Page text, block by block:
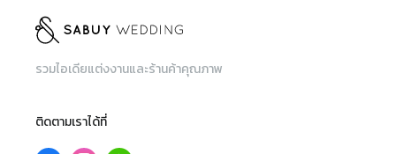
รวมไอเดียแต่งงานและร้านค้าคุณภาพ
ติดตามเราได้ที่